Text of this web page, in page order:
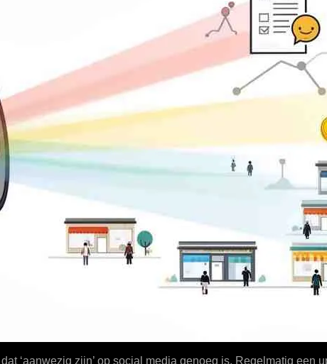
‘aanwezig zijn’ op social media genoeg is. Regelmatig een